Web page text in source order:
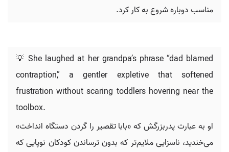
مناسب دوباره شروع به کار کرد.
💡 She laughed at her grandpa’s phrase “dad blamed
contraption,” a gentler expletive that softened
frustration without scaring toddlers hovering near the
toolbox.
او به عبارت پدربزرگش که «بابا تقصیر را گردن دستگاه انداخت»
می‌خندید، ناسزایی ملایم‌تر که بدون ترساندن کودکان نوپایی که